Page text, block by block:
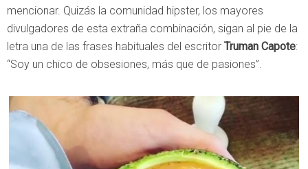
mencionar. Quizás la comunidad hipster, los mayores
divulgadores de esta extraña combinación, sigan al pie de la
letra una de las frases habituales del escritor Truman Capote:
“Soy un chico de obsesiones, más que de pasiones”.